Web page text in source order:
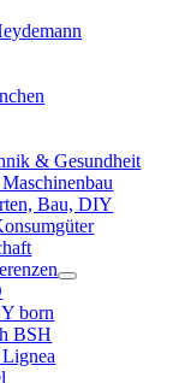
& Gesundheit
Bau, DIY
born
BSH
Lignea